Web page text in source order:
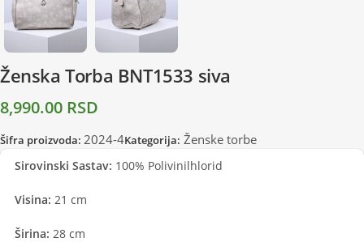
Ženska Torba BNT1533 siva
8,990.00 RSD
Šifra proizvoda: 2024-4Kategorija: Ženske torbe
Sirovinski Sastav: 100% Polivinilhlorid
Visina: 21 cm
Širina: 28 cm